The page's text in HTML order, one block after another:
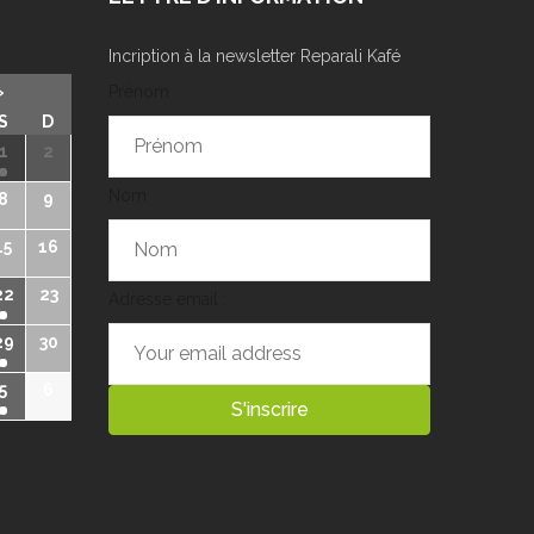
D
2
9
16
23
30
5
Incription à la newsletter Reparali Kafé